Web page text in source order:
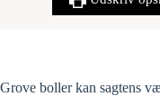
Grove boller kan sagtens